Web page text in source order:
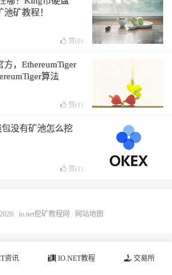
矿教程！
赞(0)
方，EthereumTiger
算法
赞(1 )
没有矿池怎么挖
赞(1 )
资讯 IO.NET教程 交易所
io.net挖矿教程网 网站地图